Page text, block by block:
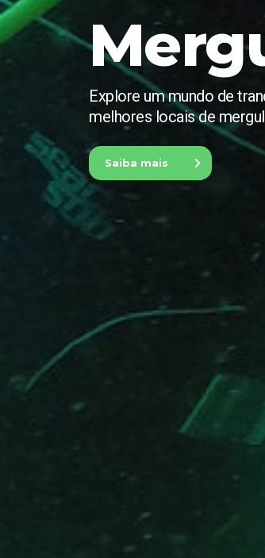
Explore um mundo de
melhores locais de
Saiba mais